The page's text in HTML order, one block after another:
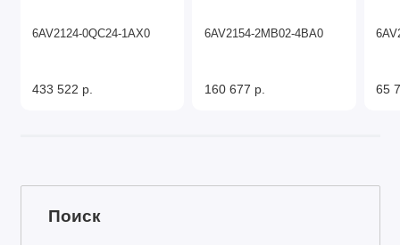
6AV2124-0QC24-1AX0
433 522 р.
6AV2154-2MB02-4BA0
160 677 р. 65
Поиск